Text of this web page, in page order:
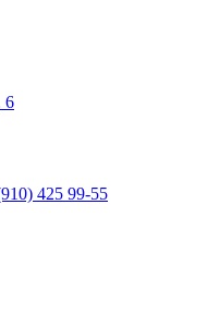
6
425 99-55